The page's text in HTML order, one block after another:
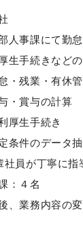
人事課にて勤
生手続きなど
・残業・有休
・賞与の計算
厚生手続き
条件のデータ
社員が丁寧に指
：４名
、業務内容の